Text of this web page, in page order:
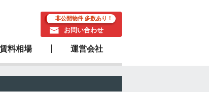
非公開物件 多数あり！
お問い合わせ
駅近物件
賃料相場 運営会社